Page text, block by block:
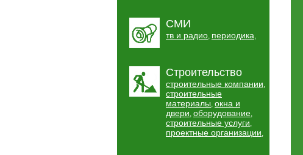
СМИ
тв и радио, периодика,
Строительство
строительные компании,
строительные
материалы, окна и
двери, оборудование,
строительные услуги,
проектные организации,